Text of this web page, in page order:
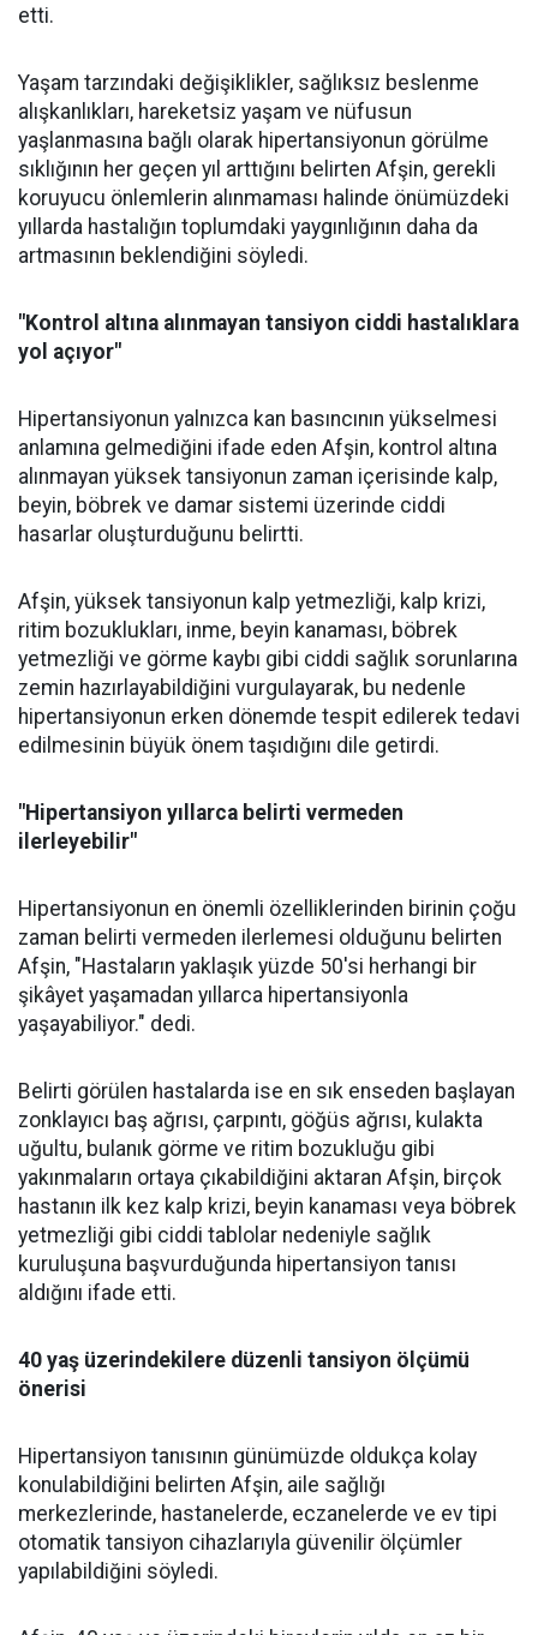
etti.
Yaşam tarzındaki değişiklikler, sağlıksız beslenme
alışkanlıkları, hareketsiz yaşam ve nüfusun
yaşlanmasına bağlı olarak hipertansiyonun görülme
sıklığının her geçen yıl arttığını belirten Afşin, gerekli
koruyucu önlemlerin alınmaması halinde önümüzdeki
yıllarda hastalığın toplumdaki yaygınlığının daha da
artmasının beklendiğini söyledi.
"Kontrol altına alınmayan tansiyon ciddi hastalıklara
yol açıyor"
Hipertansiyonun yalnızca kan basıncının yükselmesi
anlamına gelmediğini ifade eden Afşin, kontrol altına
alınmayan yüksek tansiyonun zaman içerisinde kalp,
beyin, böbrek ve damar sistemi üzerinde ciddi
hasarlar oluşturduğunu belirtti.
Afşin, yüksek tansiyonun kalp yetmezliği, kalp krizi,
ritim bozuklukları, inme, beyin kanaması, böbrek
yetmezliği ve görme kaybı gibi ciddi sağlık sorunlarına
zemin hazırlayabildiğini vurgulayarak, bu nedenle
hipertansiyonun erken dönemde tespit edilerek tedavi
edilmesinin büyük önem taşıdığını dile getirdi.
"Hipertansiyon yıllarca belirti vermeden
ilerleyebilir"
Hipertansiyonun en önemli özelliklerinden birinin çoğu
zaman belirti vermeden ilerlemesi olduğunu belirten
Afşin, "Hastaların yaklaşık yüzde 50'si herhangi bir
şikâyet yaşamadan yıllarca hipertansiyonla
yaşayabiliyor." dedi.
Belirti görülen hastalarda ise en sık enseden başlayan
zonklayıcı baş ağrısı, çarpıntı, göğüs ağrısı, kulakta
uğultu, bulanık görme ve ritim bozukluğu gibi
yakınmaların ortaya çıkabildiğini aktaran Afşin, birçok
hastanın ilk kez kalp krizi, beyin kanaması veya böbrek
yetmezliği gibi ciddi tablolar nedeniyle sağlık
kuruluşuna başvurduğunda hipertansiyon tanısı
aldığını ifade etti.
40 yaş üzerindekilere düzenli tansiyon ölçümü
önerisi
Hipertansiyon tanısının günümüzde oldukça kolay
konulabildiğini belirten Afşin, aile sağlığı
merkezlerinde, hastanelerde, eczanelerde ve ev tipi
otomatik tansiyon cihazlarıyla güvenilir ölçümler
yapılabildiğini söyledi.